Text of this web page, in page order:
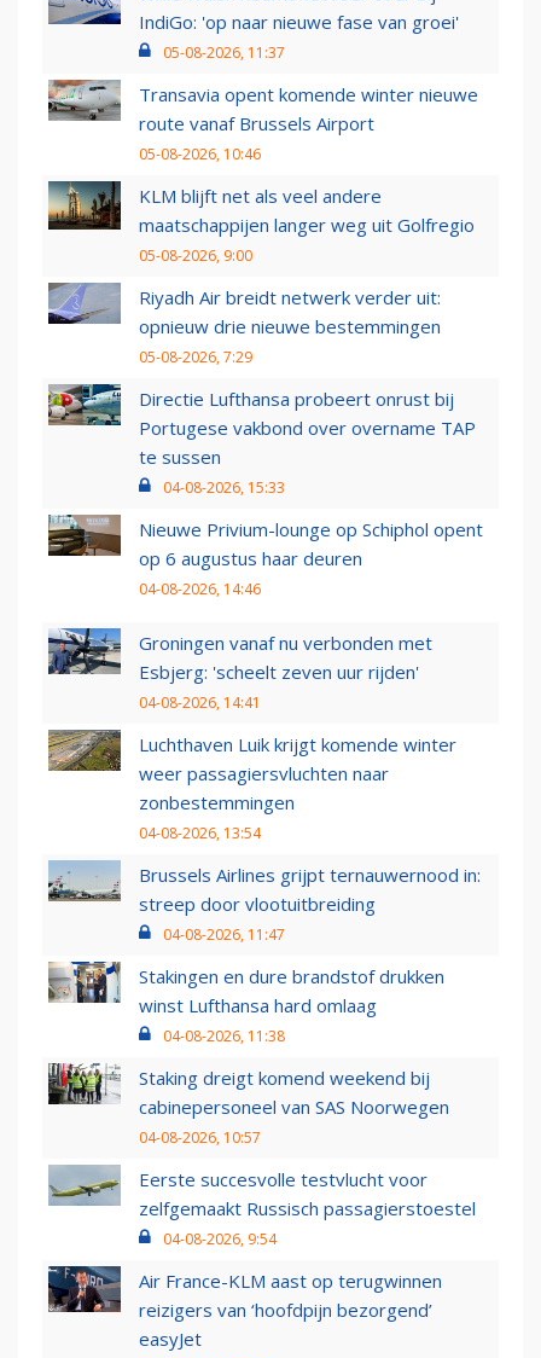
IndiGo: 'op naar nieuwe fase van groei'
05-08-2026, 11:37
Transavia opent komende winter nieuwe
route vanaf Brussels Airport
05-08-2026, 10:46
KLM blijft net als veel andere
maatschappijen langer weg uit Golfregio
05-08-2026, 9:00
Riyadh Air breidt netwerk verder uit:
opnieuw drie nieuwe bestemmingen
05-08-2026, 7:29
Directie Lufthansa probeert onrust bij
Portugese vakbond over overname TAP
te sussen
04-08-2026, 15:33
Nieuwe Privium-lounge op Schiphol opent
op 6 augustus haar deuren
04-08-2026, 14:46
Groningen vanaf nu verbonden met
Esbjerg: 'scheelt zeven uur rijden'
04-08-2026, 14:41
Luchthaven Luik krijgt komende winter
weer passagiersvluchten naar
zonbestemmingen
04-08-2026, 13:54
Brussels Airlines grijpt ternauwernood in:
streep door vlootuitbreiding
04-08-2026, 11:47
Stakingen en dure brandstof drukken
winst Lufthansa hard omlaag
04-08-2026, 11:38
Staking dreigt komend weekend bij
cabinepersoneel van SAS Noorwegen
04-08-2026, 10:57
Eerste succesvolle testvlucht voor
zelfgemaakt Russisch passagierstoestel
04-08-2026, 9:54
Air France-KLM aast op terugwinnen
reizigers van ‘hoofdpijn bezorgend’
easyJet